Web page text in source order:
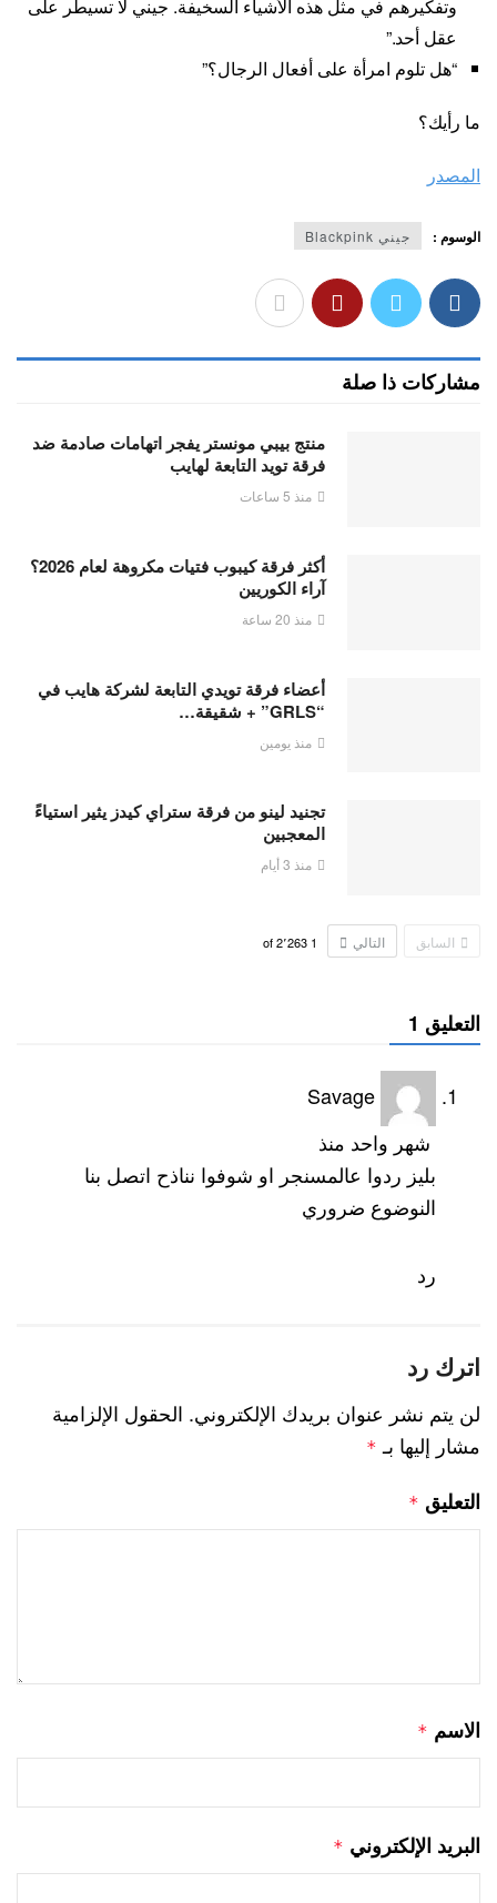
وتفكيرهم في مثل هذه الأشياء السخيفة. جيني لا تسيطر على
عقل أحد.”
“هل تلوم امرأة على أفعال الرجال؟”
ما رأيك؟
المصدر
الوسوم : جيني Blackpink
مشاركات ذا صلة
منتج بيبي مونستر يفجر اتهامات صادمة ضد
فرقة تويد التابعة لهايب
منذ 5 ساعات
أكثر فرقة كيبوب فتيات مكروهة لعام 2026؟
آراء الكوريين
منذ 20 ساعة
أعضاء فرقة تويدي التابعة لشركة هايب في
“GRLS” + شقيقة…
منذ يومين
تجنيد لينو من فرقة ستراي كيدز يثير استياءً
المعجبين
منذ 3 أيام
السابق التالي 1 2٬263
التعليق 1
شهر واحد منذ
بليز ردوا عالمسنجر او شوفوا نناذح اتصل بنا
النوضوع ضروري
رد
اترك رد
لن يتم نشر عنوان بريدك الإلكتروني. الحقول الإلزامية
مشار إليها بـ *
التعليق *
الاسم *
البريد الإلكتروني *